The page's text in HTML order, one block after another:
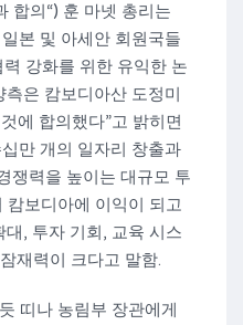
합의“) 훈 마넷 총리는
본 및 아세안 회원국들
강화를 위한 유익한 논
은 캄보디아산 도정미
에 합의했다”고 밝히면
만 개의 일자리 창출과
쟁력을 높이는 대규모 투
캄보디아에 이익이 되고
대, 투자 기회, 교육 시스
재력이 크다고 말함.
띠나 농림부 장관에게